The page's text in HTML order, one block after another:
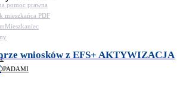
pomoc prawna
mieszkańca PDF
wniosków z EFS+ AKTYWIZACJA